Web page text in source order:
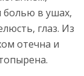
болью в ушах,
глаз. Из
отечна и